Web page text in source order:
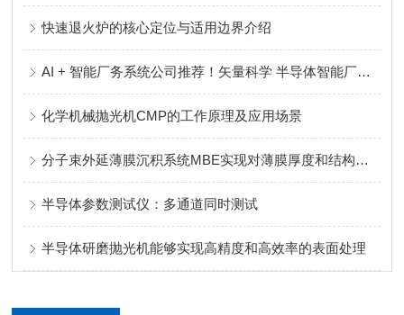
快速退火炉的核心定位与适用边界介绍
AI + 智能厂务系统公司推荐！矢量科学 半导体智能厂务系统全链路解决方案服务商
化学机械抛光机CMP的工作原理及应用场景
分子束外延薄膜沉积系统MBE实现对薄膜厚度和结构的精确调控
半导体参数测试仪：多通道同时测试
半导体研磨抛光机能够实现高精度和高效率的表面处理